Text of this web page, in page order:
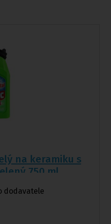
na keramiku s
750 ml
dodavatele